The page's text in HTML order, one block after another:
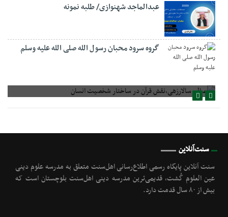
عبدالماجد شهنوازی/ طلبه نمونه
گروه سرود محبان رسول الله صلی الله علیه وسلم
صالح سالارزهی،‌نقش قرآن در ساختار شخصیت انسان
سنت‌آنلاین
سنت آنلاین پایگاه رسمی اطلاع‌رسانی اهل‌سنت متعلق به مدرسه علوم دینی
عین العلوم گُشت, قدیمی‌ترین مدرسه دینی اهل‌سنت بلوچستان است که
بیش از ۸۰ سال قدمت دارد.